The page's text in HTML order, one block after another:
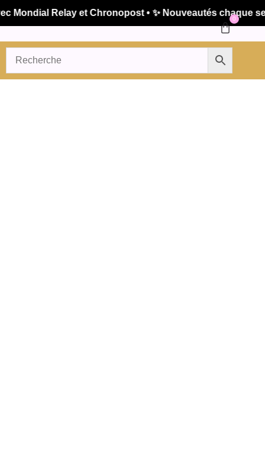
Relay et Chronopost • ✨ Nouveautés chaque
0